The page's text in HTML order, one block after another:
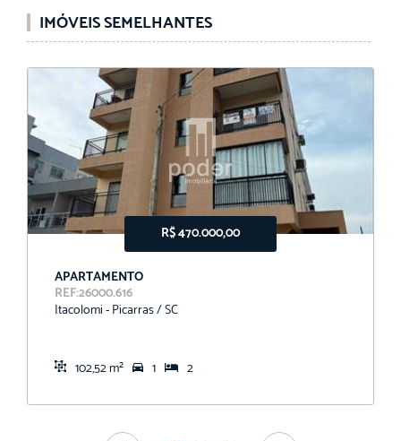
IMÓVEIS SEMELHANTES
R$ 470.000,00
APARTAMENTO
REF:26000.616
Itacolomi - Picarras / SC
102,52 m² 1 2